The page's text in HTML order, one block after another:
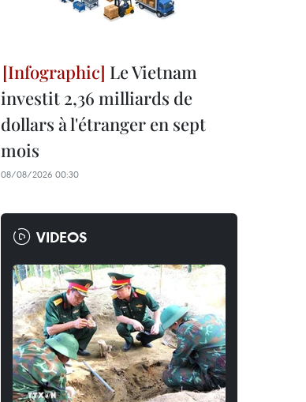
Le Vietnam
investit 2,36 milliards de
dollars à l'étranger en sept
mois
08/08/2026 00:30
VIDEOS